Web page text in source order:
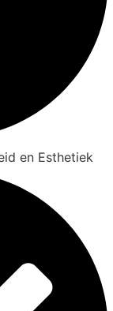
en Esthetiek